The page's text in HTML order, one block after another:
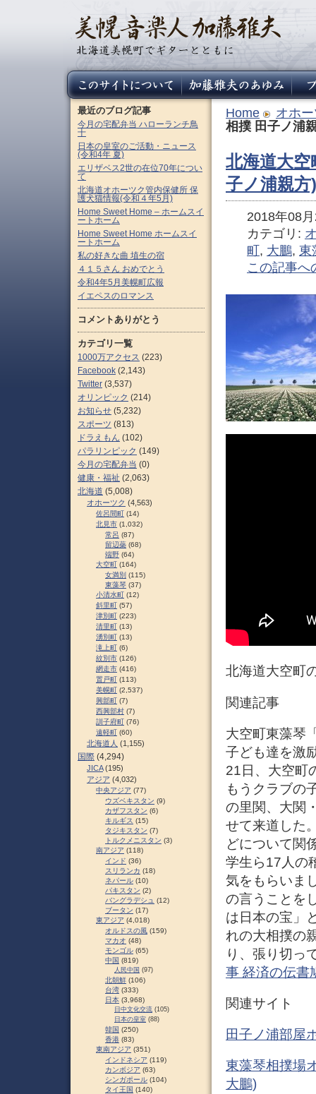
Home
オホ
相撲 田子ノ浦
北海道大空
子ノ浦親方)
2018年08
カテゴリ:
町 , 大鵬, 東
この記事へ
北海道大空町
関連記事
大空町東藻琴
子ども達を激
21日、大空町
もうクラブの
の里関、大関
せて来道した
どについて関
学生ら17人の
気をもらいま
の言うことを
は日本の宝」
れの大相撲の
り、張り切っ
事 経済の伝書
関連サイト
田子ノ浦部屋
東藻琴相撲場
大鵬)
最近のブログ記事
今月の宅配弁当 ハローランチ鳥
十
日本の皇室のご活動・ニュース
(令和4年 夏)
エリザベス2世の在位70年につい
て
北海道オホーツク管内保健所 保
護犬猫情報(令和４年5月)
Home Sweet Home – ホームスイ
ートホーム
Home Sweet Home ホームスイ
ートホーム
私の好きな曲 埴生の宿
４１５さん おめでとう
令和4年5月美幌町広報
イエペスのロマンス
コメントありがとう
カテゴリ一覧
1000万アクセス (223)
Facebook (2,143)
Twitter (3,537)
オリンピック (214)
お知らせ (5,232)
スポーツ (813)
ドラえもん (102)
パラリンピック (149)
今月の宅配弁当 (0)
健康・福祉 (2,063)
北海道 (5,008)
オホーツク (4,563)
佐呂間町 (14)
北見市 (1,032)
常呂 (87)
留辺蘂 (68)
端野 (64)
大空町 (164)
女満別 (115)
東藻琴 (37)
小清水町 (12)
斜里町 (57)
津別町 (223)
清里町 (13)
湧別町 (13)
滝上町 (6)
紋別市 (126)
網走市 (416)
置戸町 (113)
美幌町 (2,537)
興部町 (7)
西興部村 (7)
訓子府町 (76)
遠軽町 (60)
北海道人 (1,155)
国際 (4,294)
JICA(195)
アジア (4,032)
中央アジア (77)
ウズベキスタン (9)
カザフスタン (6)
キルギス (15)
タジキスタン (7)
トルクメニスタン (3)
南アジア (118)
インド (36)
スリランカ (18)
ネパール (10)
パキスタン (2)
バングラデシュ (12)
ブータン (17)
東アジア (4,018)
オルドスの風 (159)
マカオ (48)
モンゴル (65)
中国 (819)
人民中国 (97)
北朝鮮 (106)
台湾 (333)
日本 (3,968)
日中文化交流 (105)
日本の皇室 (88)
韓国 (250)
香港 (83)
東南アジア (351)
インドネシア (119)
カンボジア (63)
シンガポール (104)
タイ王国 (140)